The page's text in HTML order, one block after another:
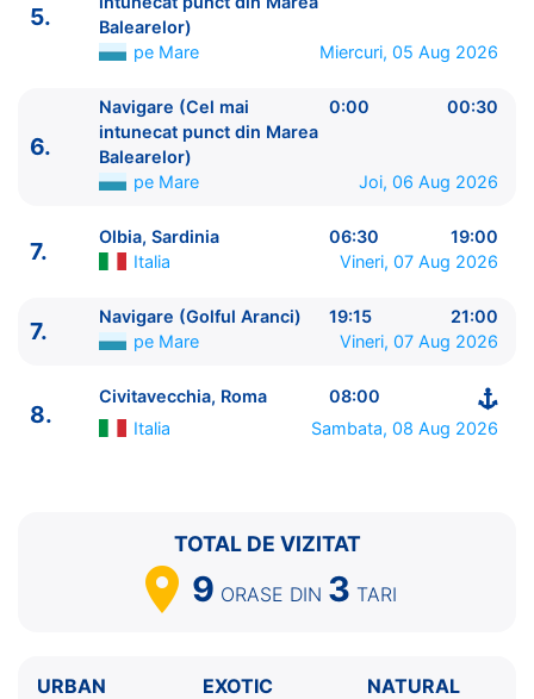
4.
Navigare (Golful Palma) pe Mare
Navigare (Golful Palma)
Valencia Spania
Navigare (Cel mai intunecat punct din Marea
Balearelor) pe Mare 23:30 - 0:00
6.
Navigare (Cel mai intunecat punct din Marea
Balearelor) pe Mare
7.
Navigare (Golful Aranci) pe Mare 19:15 - 21:00
8.
Civitavecchia, Roma 08:00 - ⚓
5.
Balearelor)
pe Mare Miercuri, 05 Aug 2026
6.
Navigare (Cel mai
intunecat punct din Marea
Balearelor)
0:00 00:30
pe Mare Joi, 06 Aug 2026
7.
Olbia, Sardinia 06:30
19:00
Italia
Vineri, 07 Aug 2026
7.
Navigare (Golful Aranci) 19:15
21:00
pe Mare
Vineri, 07 Aug 2026
8.
Civitavecchia, Roma
08:00
Italia
Sambata, 08 Aug 2026
TOTAL DE VIZITAT
9 ORASE DIN 3 TARI
URBAN
EXOTIC
NATURAL